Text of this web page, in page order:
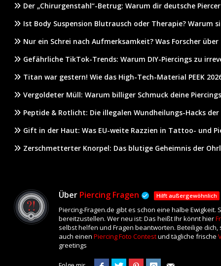
Der „Chirurgenstahl“-Betrug: Warum dir deutsche
Ist Body Suspension Blutrausch oder Therapie? Warum
Nur ein Schrei nach Aufmerksamkeit? Was Forscher
Gefährliche TikTok-Trends: Warum DIY-Piercings zu
Titan war gestern! Wie das High-Tech-Material PEEK
Vergoldeter Müll: Warum billiger Schmuck deine
Peptide & Rotlicht: Die illegalen Wundheilungs-Hacks
Gift in der Haut: Was EU-weite Razzien in Tattoo- und
Zerschmetterter Knorpel: Das blutige Geheimnis der
Über Piercing Fragen Hilft außergewöhnlich
Piercing-Fragen.de gibt es schon eine halbe
bereitzustellen. Wer neu ist: Das heißt Ihr könnt hier
selbst helfen und Fragen beantworten. Beteilige dich,
auch einen Piercing Foto Contestund tägliche frische
greetings